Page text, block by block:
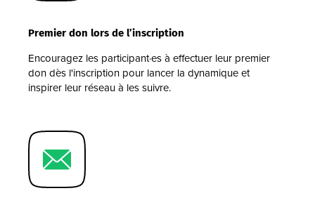
Premier don lors de l’inscription
Encouragez les participant·es à effectuer leur premier
don dès l'inscription pour lancer la dynamique et
inspirer leur réseau à les suivre.